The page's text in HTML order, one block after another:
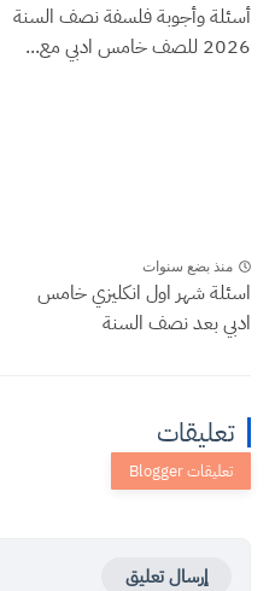
أسئلة وأجوبة فلسفة نصف السنة
2026 للصف خامس ادبي مع...
منذ بضع سنوات
اسئلة شهر اول انكليزي خامس
ادبي بعد نصف السنة
تعليقات
إرسال تعليق